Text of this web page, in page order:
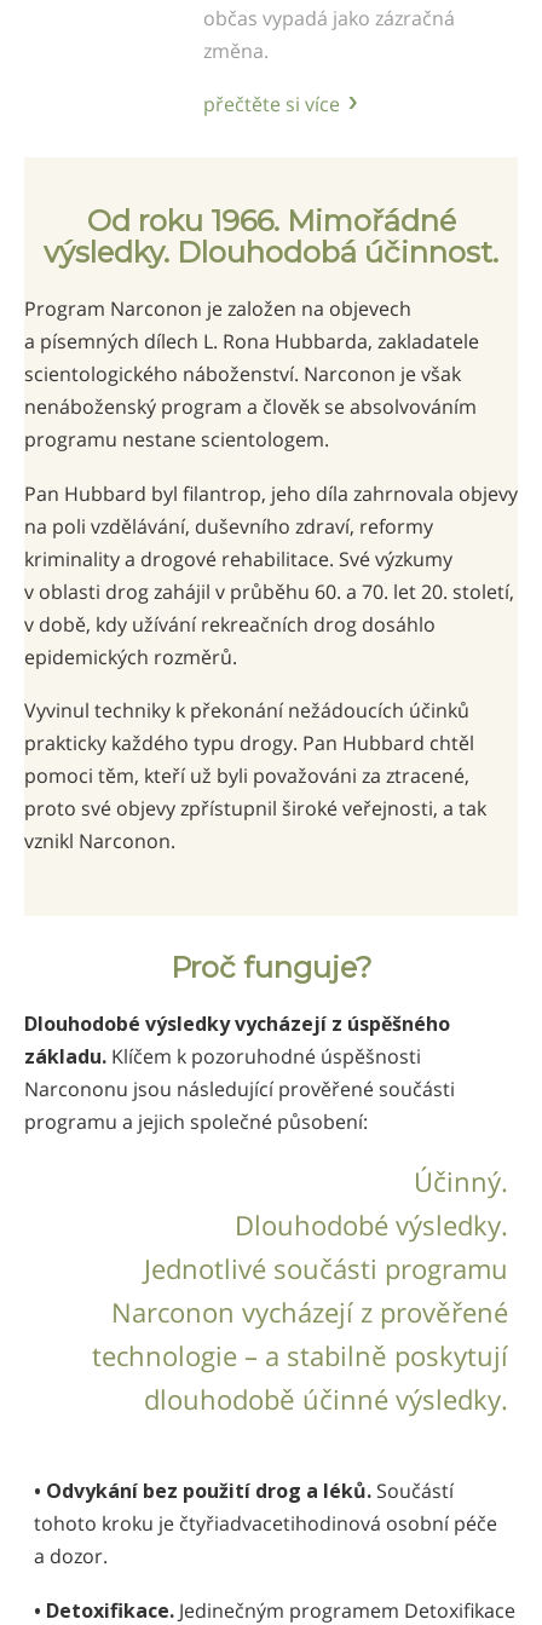
občas vypadá jako zázračná
změna.
přečtěte si více
Od roku 1966. Mimořádné
výsledky. Dlouhodobá účinnost.
Program Narconon je založen na objevech
a písemných dílech L. Rona Hubbarda, zakladatele
scientologického náboženství. Narconon je však
nenáboženský program a člověk se absolvováním
programu nestane scientologem.
Pan Hubbard byl filantrop, jeho díla zahrnovala objevy
na poli vzdělávání, duševního zdraví, reformy
kriminality a drogové rehabilitace. Své výzkumy
v oblasti drog zahájil v průběhu 60. a 70. let 20. století,
v době, kdy užívání rekreačních drog dosáhlo
epidemických rozměrů.
Vyvinul techniky k překonání nežádoucích účinků
prakticky každého typu drogy. Pan Hubbard chtěl
pomoci těm, kteří už byli považováni za ztracené,
proto své objevy zpřístupnil široké veřejnosti, a tak
vznikl Narconon.
Proč funguje?
Dlouhodobé výsledky vycházejí z úspěšného
základu. Klíčem k pozoruhodné úspěšnosti
Narcononu jsou následující prověřené součásti
programu a jejich společné působení:
Účinný.
Dlouhodobé výsledky.
Jednotlivé součásti programu
Narconon vycházejí z prověřené
technologie – a stabilně poskytují
dlouhodobě účinné výsledky.
• Odvykání bez použití drog a léků. Součástí
tohoto kroku je čtyřiadvacetihodinová osobní péče
a dozor.
• Detoxifikace. Jedinečným programem Detoxifikace